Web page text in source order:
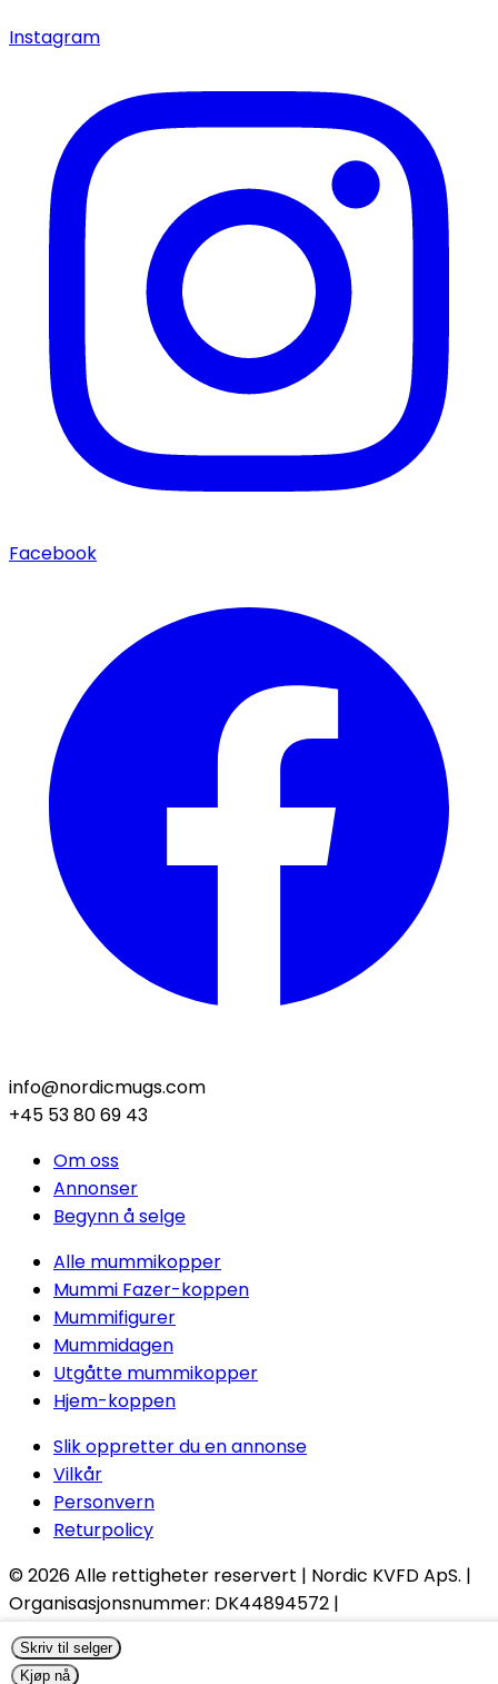
Skriv til selger
Kjøp nå
Instagram
Facebook
info@nordicmugs.com
+45 53 80 69 43
Om oss
Annonser
Begynn å selge
Alle mummikopper
Mummi Fazer-koppen
Mummifigurer
Mummidagen
Utgåtte mummikopper
Hjem-koppen
Slik oppretter du en annonse
Vilkår
Personvern
Returpolicy
© 2026Alle rettigheter reservert | Nordic KVFD ApS. |
Organisasjonsnummer: DK44894572 |
info@nordicmugs.com | +45 53 80 69 43 | Rathsacksvej
4, 1862 Frederiksberg C,